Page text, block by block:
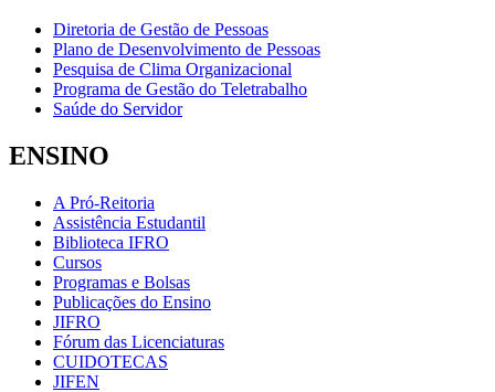
Diretoria de Gestão de Pessoas
Plano de Desenvolvimento de Pessoas
Pesquisa de Clima Organizacional
Programa de Gestão do Teletrabalho
Saúde do Servidor
ENSINO
A Pró-Reitoria
Assistência Estudantil
Biblioteca IFRO
Cursos
Programas e Bolsas
Publicações do Ensino
JIFRO
Fórum das Licenciaturas
CUIDOTECAS
JIFEN